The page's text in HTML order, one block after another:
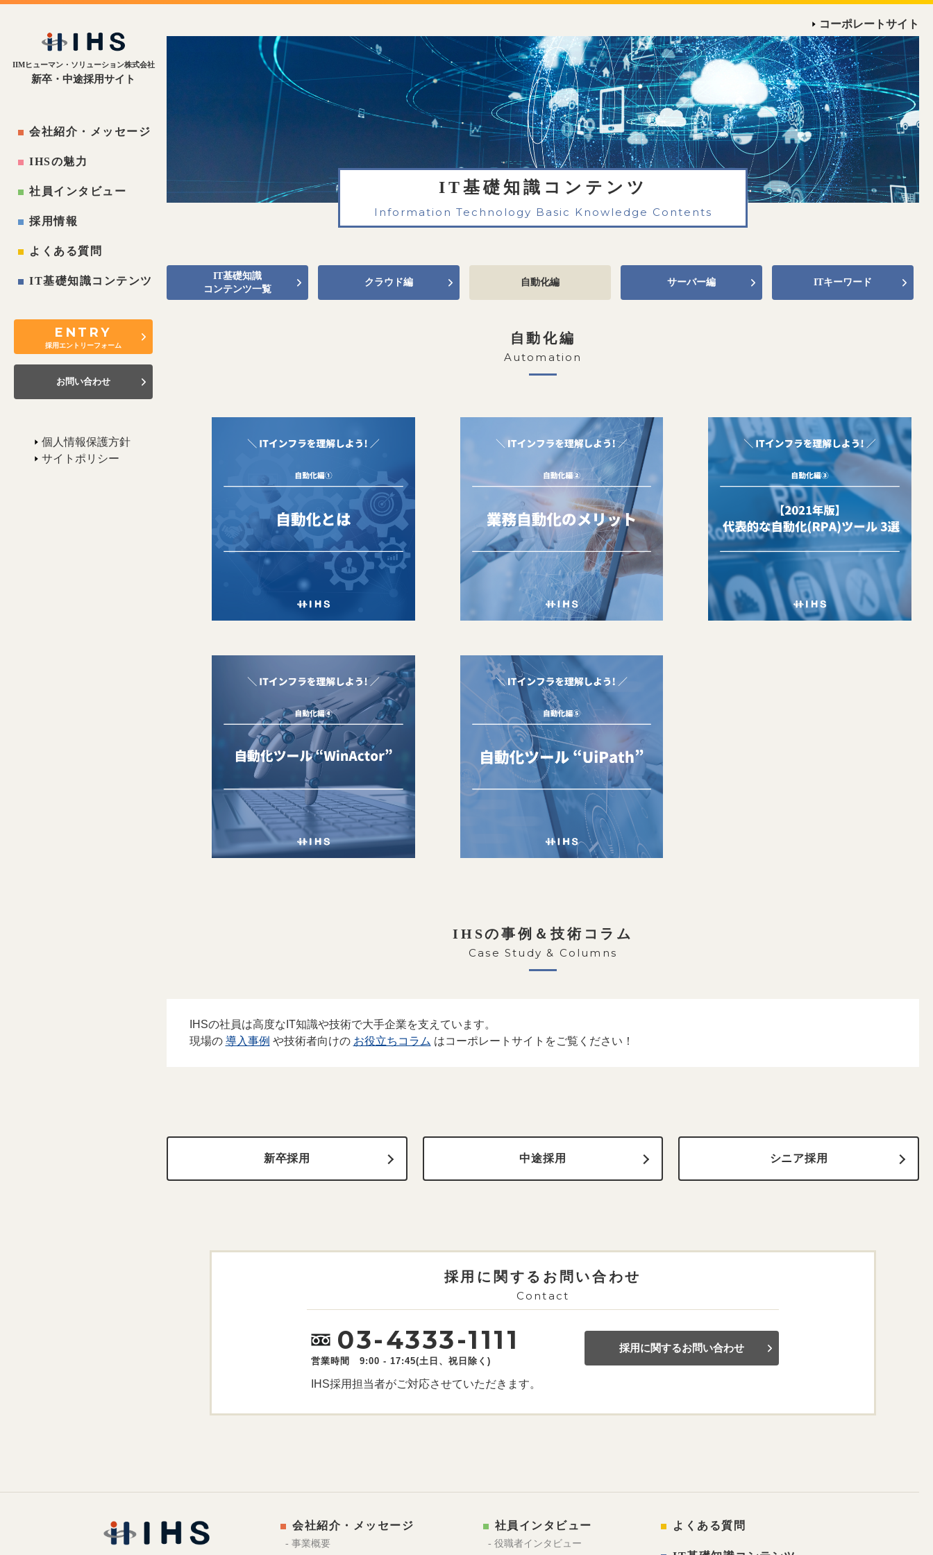
IIMヒューマン・ソリューション株式会社
新卒・中途採用サイト
会社紹介・メッセージ
IHSの魅力
社員インタビュー
採用情報
よくある質問
IT基礎知識コンテンツ
ENTRY
採用エントリーフォーム
お問い合わせ
個人情報保護方針
サイトポリシー
コーポレートサイト
IT基礎知識コンテンツ
Information Technology Basic Knowledge Contents
IT基礎知識
コンテンツ一覧
クラウド編 自動化編 サーバー編 ITキーワード
自動化編
Automation
IHSの事例＆技術コラム
Case Study & Columns
IHSの社員は高度なIT知識や技術で大手企業を支えています。
現場の 導入事例 や技術者向けの お役立ちコラム はコーポレートサイトをご覧ください！
新卒採用 中途採用 シニア採用
採用に関するお問い合わせ
Contact
03-4333-1111
営業時間 9:00 - 17:45(土日、祝日除く)
IHS採用担当者がご対応させていただきます。
採用に関するお問い合わせ
会社紹介・メッセージ
- 事業概要
社員インタビュー
- 役職者インタビュー
よくある質問